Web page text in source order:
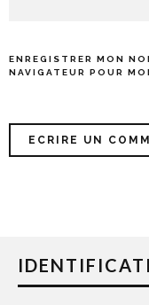
ENREGISTRER MON
NAVIGATEUR POUR